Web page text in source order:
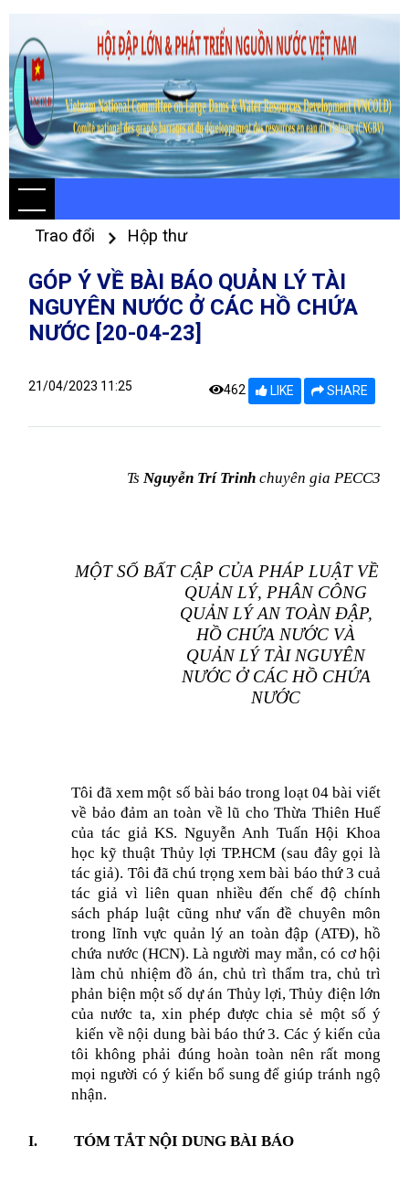
Trao đổi Hộp thư
GÓP Ý VỀ BÀI BÁO QUẢN LÝ TÀI
NGUYÊN NƯỚC Ở CÁC HỒ CHỨA
NƯỚC [20-04-23]
21/04/2023 11:25 462 LIKE SHARE
Ts Nguyễn Trí Trinh chuyên gia PECC3
MỘT SỐ BẤT CẬP CỦA PHÁP LUẬT VỀ
QUẢN LÝ, PHÂN CÔNG
QUẢN LÝ AN TOÀN ĐẬP,
HỒ CHỨA NƯỚC VÀ
QUẢN LÝ TÀI NGUYÊN
NƯỚC Ở CÁC HỒ CHỨA
NƯỚC
Tôi đã xem một số bài báo trong loạt 04 bài viết
về bảo đảm an toàn về lũ cho Thừa Thiên Huế
của tác giảKS. Nguyễn Anh Tuấn Hội Khoa
học kỹ thuật Thủy lợi TP.HCM (sau đây gọi là
tác giả). Tôi đã chú trọng xem bài báo thứ 3 cuả
tác giả vì liên quan nhiều đến chế độ chính
sách pháp luật cũng như vấn đề chuyên môn
trong lĩnh vực quản lý an toàn đập (ATĐ), hồ
chứa nước (HCN).Là người may mắn, có cơ hội
làm chủ nhiệm đồ án, chủ trì thẩm tra, chủ trì
phản biện một số dự án Thủy lợi, Thủy điện lớn
của nước ta, xin phép được chia sẻ một số ý
kiến về nội dung bài báo thứ 3. Các ý kiến của
tôi không phải đúng hoàn toàn nên rất mong
mọi người có ý kiến bổ sung để giúp tránh ngộ
nhận.
I. TÓM TẮT NỘI DUNG BÀI BÁO